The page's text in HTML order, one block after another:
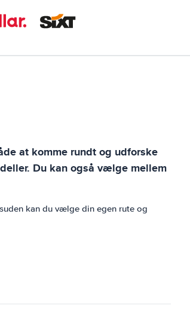
at komme rundt og udforske
Du kan også vælge mellem
kan du vælge din egen rute og